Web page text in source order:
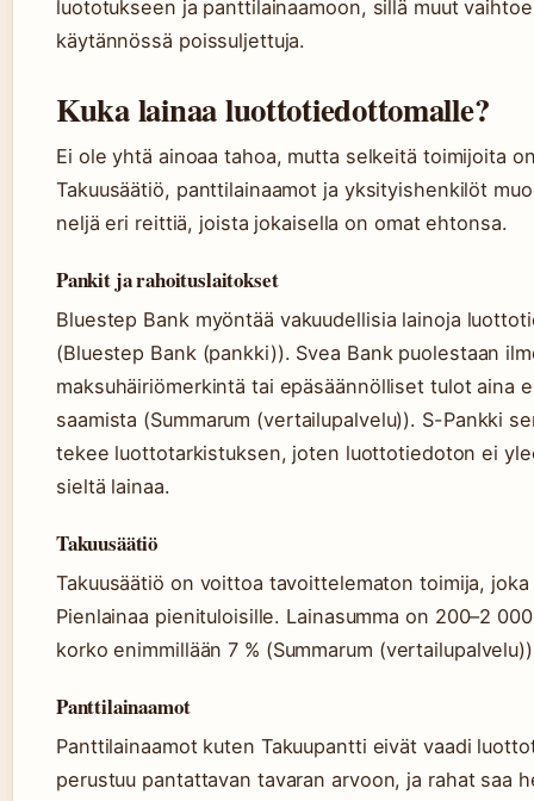
luototukseen ja panttilainaamoon, sillä muut
käytännössä poissuljettuja.
Kuka lainaa luottotiedottomalle?
Ei ole yhtä ainoaa tahoa, mutta selkeitä toimijoita
Takuusäätiö, panttilainaamot ja yksityishenkilöt
neljä eri reittiä, joista jokaisella on omat ehtonsa.
Pankit ja rahoituslaitokset
Bluestep Bank myöntää vakuudellisia lainoja
(Bluestep Bank (pankki)). Svea Bank puolestaan
maksuhäiriömerkintä tai epäsäännölliset tulot aina
saamista (Summarum (vertailupalvelu)). S-Pankki
tekee luottotarkistuksen, joten luottotiedoton ei
sieltä lainaa.
Takuusäätiö
Takuusäätiö on voittoa tavoittelematon toimija, joka
Pienlainaa pienituloisille. Lainasumma on 200–2
korko enimmillään 7 % (Summarum
Panttilainaamot
Panttilainaamot kuten Takuupantti eivät vaadi
perustuu pantattavan tavaran arvoon, ja rahat saa